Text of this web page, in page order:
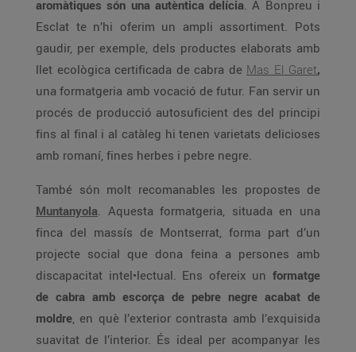
aromàtiques són una autèntica delícia. A Bonpreu i
Esclat te n’hi oferim un ampli assortiment. Pots
gaudir, per exemple, dels productes elaborats amb
llet ecològica certificada de cabra de Mas El Garet,
una formatgeria amb vocació de futur. Fan servir un
procés de producció autosuficient des del principi
fins al final i al catàleg hi tenen varietats delicioses
amb romaní, fines herbes i pebre negre.
També són molt recomanables les propostes de
Muntanyola. Aquesta formatgeria, situada en una
finca del massís de Montserrat, forma part d’un
projecte social que dona feina a persones amb
discapacitat intel•lectual. Ens ofereix un formatge
de cabra amb escorça de pebre negre acabat de
moldre, en què l’exterior contrasta amb l’exquisida
suavitat de l’interior. És ideal per acompanyar les